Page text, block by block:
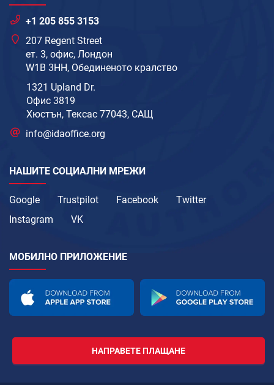
+1 205 855 3153
207 Regent Street
ет. 3, офис, Лондон
W1B 3HH, Обединеното кралство
1321 Upland Dr.
Офис 3819
Хюстън, Тексас 77043, САЩ
info@idaoffice.org
НАШИТЕ СОЦИАЛНИ МРЕЖИ
Google Trustpilot Facebook
Twitter
Instagram
VK
МОБИЛНО ПРИЛОЖЕНИЕ
НАПРАВЕТЕ ПЛАЩАНЕ